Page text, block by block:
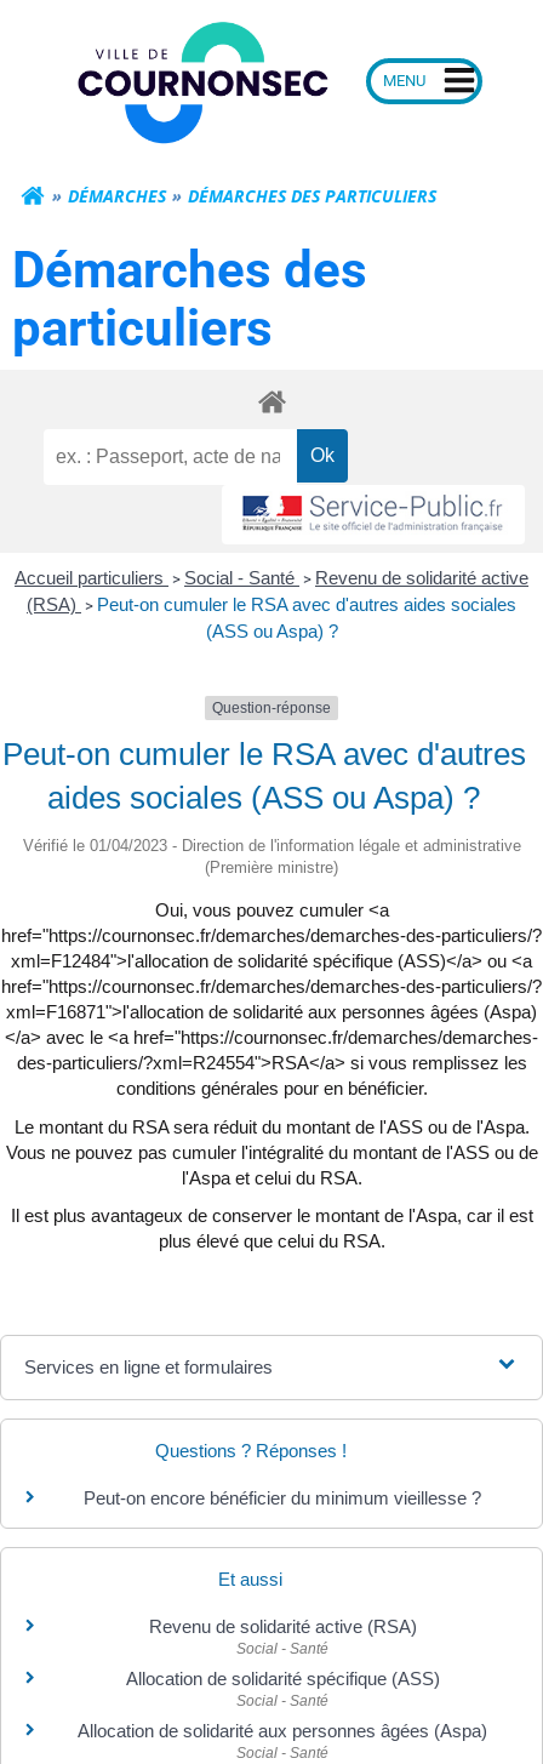
Mairie de
DÉMARCHES DÉMARCHES DES PARTICULIERS
Démarches des
particuliers
Accueil particuliers > Social - Santé > Revenu de solidarité active
(RSA) > Peut-on cumuler le RSA avec d'autres aides sociales
(ASS ou Aspa) ?
Question-réponse
Peut-on cumuler le RSA avec d'autres
aides sociales (ASS ou Aspa) ?
Vérifié le 01/04/2023 - Direction de l'information légale et administrative
(Première ministre)
Oui, vous pouvez cumuler <a
href="https://cournonsec.fr/demarches/demarches-des-particuliers/?
xml=F12484">l'allocation de solidarité spécifique (ASS)</a> ou <a
href="https://cournonsec.fr/demarches/demarches-des-particuliers/?
xml=F16871">l'allocation de solidarité aux personnes âgées (Aspa)
</a> avec le <a href="https://cournonsec.fr/demarches/demarches-
des-particuliers/?xml=R24554">RSA</a> si vous remplissez les
conditions générales pour en bénéficier.
Le montant du RSA sera réduit du montant de l'ASS ou de l'Aspa.
Vous ne pouvez pas cumuler l'intégralité du montant de l'ASS ou de
l'Aspa et celui du RSA.
Il est plus avantageux de conserver le montant de l'Aspa, car il est
plus élevé que celui du RSA.
Services en ligne et formulaires
Questions ? Réponses !
Peut-on encore bénéficier du minimum vieillesse ?
Et aussi
Revenu de solidarité active (RSA)
Social - Santé
Allocation de solidarité spécifique (ASS)
Social - Santé
Allocation de solidarité aux personnes âgées (Aspa)
Social - Santé